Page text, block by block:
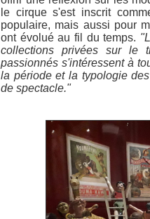
le cirque s'est inscrit
populaire, mais aussi pour
ont évolué au fil du temps.
collections privées sur le
passionnés s'intéressent à
la période et la typologie
de spectacle."